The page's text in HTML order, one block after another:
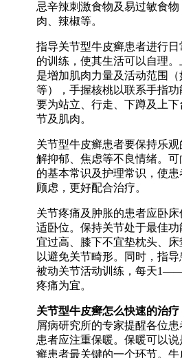
忌辛辣刺激食物及易过敏食
肉、辣椒等。
指导关节型牛皮癣患者进行
的训练，使其生活可以自理
是增加肌肉力量及活动范围
等），手握核桃以联系手指
要为站立、行走、下蹲及上
节及肌肉。
关节型牛皮癣患者要保持乐
解抑郁、焦虑等不良情绪。
的基本常识及护理常识，使
顾虑，更好配合治疗。
关节疼痛及肿胀的患者应卧
适卧位。保持关节处于最佳
宜过高、膝下不宜垫枕头、床
以避免关节畸形。同时，指
被动关节活动训练，每天
疼痛为宜。
关节型牛皮癣怎么快速的治疗
屑病研究所的专家提醒各位
患者应注重保暖。保暖可以
癣患者最关键的一个环节。